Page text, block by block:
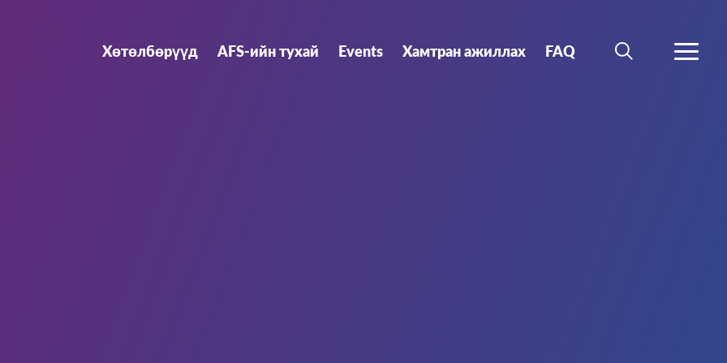
Хөтөлбөрүүд AFS-ийн тухай Events Хамтран ажиллах FAQ
SEARCH MORE